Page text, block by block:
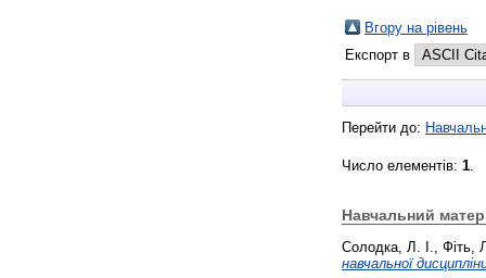
Вгору на рівень
Експорт в
Перейти до:
Число елементів: 1
Навчальний
Солодка, Л. І. Фіть,
навчальної